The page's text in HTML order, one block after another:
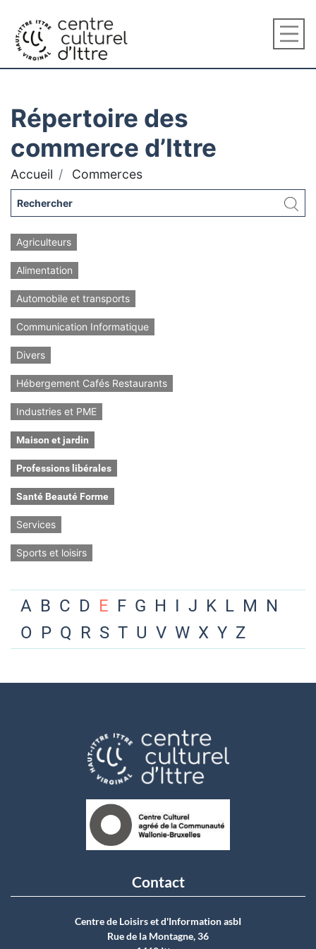
Répertoire des
commerce d’Ittre
Accueil Commerces
Agriculteurs
Alimentation
Automobile et transports
Communication Informatique
Divers
Hébergement Cafés Restaurants
Industries et PME
Maison et jardin
Professions libérales
Santé Beauté Forme
Services
Sports et loisirs
A B C D E F G H I J K L M N
O P Q R S T U V W X Y Z
Contact
Centre de Loisirs et d'Information asbI
Rue de la Montagne, 36